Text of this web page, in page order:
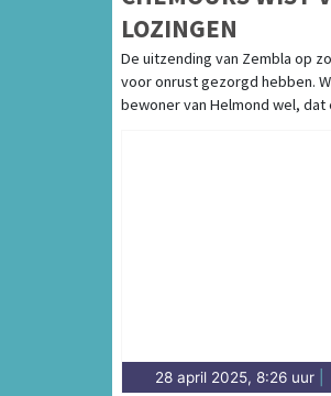
LOZINGEN
De uitzending van Zembla op
voor onrust gezorgd hebben.
bewoner van Helmond wel, dat
28 april 2025, 8:26 uur